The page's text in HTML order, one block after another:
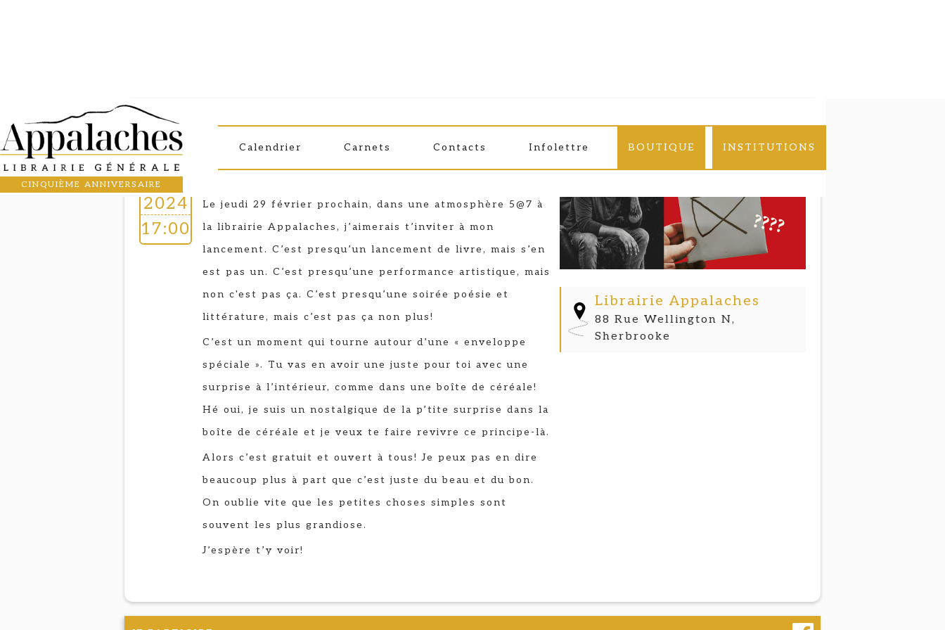
CINQUIÈME ANNIVERSAIRE
Calendrier Carnets Contacts Infolettre BOUTIQUE INSTITUTIONS
29
FEB
2024
17:00
MATTHIEU BINETTE
Abracadabra - l'enveloppe surprise
Le jeudi 29 février prochain, dans une atmosphère 5@7 à
la librairie Appalaches, j’aimerais t’inviter à mon
lancement. C’est presqu’un lancement de livre, mais s’en
est pas un. C’est presqu’une performance artistique, mais
non c'est pas ça. C’est presqu’une soirée poésie et
littérature, mais c’est pas ça non plus!
C’est un moment qui tourne autour d’une « enveloppe
spéciale ». Tu vas en avoir une juste pour toi avec une
surprise à l’intérieur, comme dans une boîte de céréale!
Hé oui, je suis un nostalgique de la p’tite surprise dans la
boîte de céréale et je veux te faire revivre ce principe-là.
Alors c’est gratuit et ouvert à tous! Je peux pas en dire
beaucoup plus à part que c’est juste du beau et du bon.
On oublie vite que les petites choses simples sont
souvent les plus grandiose.
J’espère t’y voir!
Librairie Appalaches
88 Rue Wellington N,
Sherbrooke